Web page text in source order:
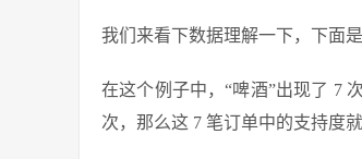
我们来看下数据理解一下，下面
在这个例子中，“啤酒”出现了 7
次，那么这 7 笔订单中的支持度就